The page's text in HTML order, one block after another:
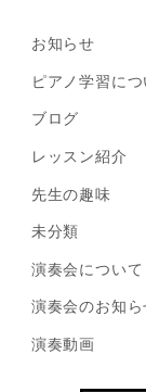
お知らせ
ピアノ学習につ
ブログ
レッスン紹介
先生の趣味
未分類
演奏会について
演奏会のお知ら
演奏動画